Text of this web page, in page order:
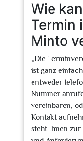
Wie
Termin
Minto
„Die
ist ganz
entweder
Nummer
vereinbaren,
Kontakt
steht Ihnen zur